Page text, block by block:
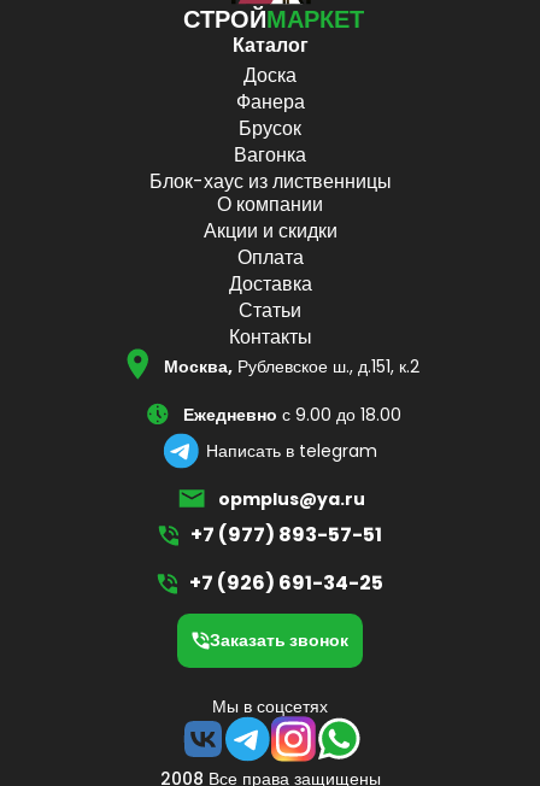
СТРОЙМАРКЕТ
Каталог
Доска
Фанера
Брусок
Вагонка
Блок-хаус из лиственницы
О компании
Акции и скидки
Оплата
Доставка
Статьи
Контакты
Москва, Рублевское ш., д.151, к.2
Ежедневно с 9.00 до 18.00
Написать в telegram
opmplus@ya.ru
+7 (977) 893-57-51
+7 (926) 691-34-25
Заказать звонок
2008 Все права защищены
Мы в соцсетях